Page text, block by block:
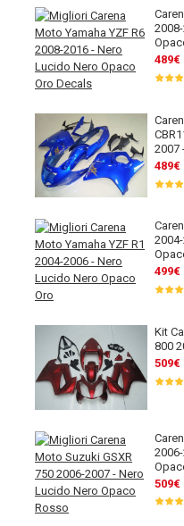
489€
2007
489€
499€
Kit
800
509€
509€